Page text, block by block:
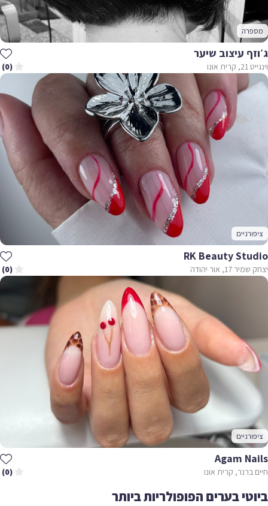
מספרה
ג׳וזף עיצוב שיער
וינגייט 21, קרית אונו (0)
ציפורניים
RK Beauty Studio
יצחק שמיר 17, אור יהודה (0)
ציפורניים
Agam Nails
חיים ברנר, קרית אונו (0)
ביוטי בערים הפופולריות ביותר